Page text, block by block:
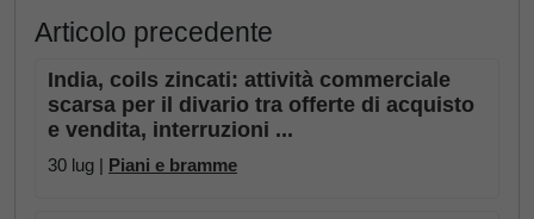
Articolo precedente
India, coils zincati: attività commerciale
scarsa per il divario tra offerte di acquisto
e vendita, interruzioni ...
30 lug | Piani e bramme